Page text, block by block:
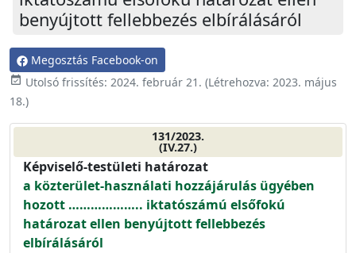
benyújtott fellebbezés elbírálásáról
Megosztás Facebook-on
event_available Utolsó frissítés: 2024. február 21. (Létrehozva: 2023. május
18.)
131/2023.
(IV.27.)
Képviselő-testületi határozat
a közterület-használati hozzájárulás ügyében
hozott ……………….. iktatószámú elsőfokú
határozat ellen benyújtott fellebbezés
elbírálásáról